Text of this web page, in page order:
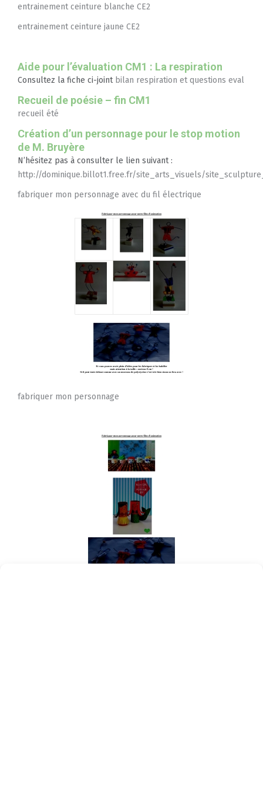
entrainement ceinture blanche CE2
entrainement ceinture jaune CE2
Aide pour l’évaluation CM1 : La respiration
Consultez la fiche ci-joint bilan respiration et questions eval
Recueil de poésie – fin CM1
recueil été
Création d’un personnage pour le stop motion
de M. Bruyère
N’hésitez pas à consulter le lien suivant :
http://dominique.billot1.free.fr/site_arts_visuels/
fabriquer mon personnage avec du fil électrique
fabriquer mon personnage